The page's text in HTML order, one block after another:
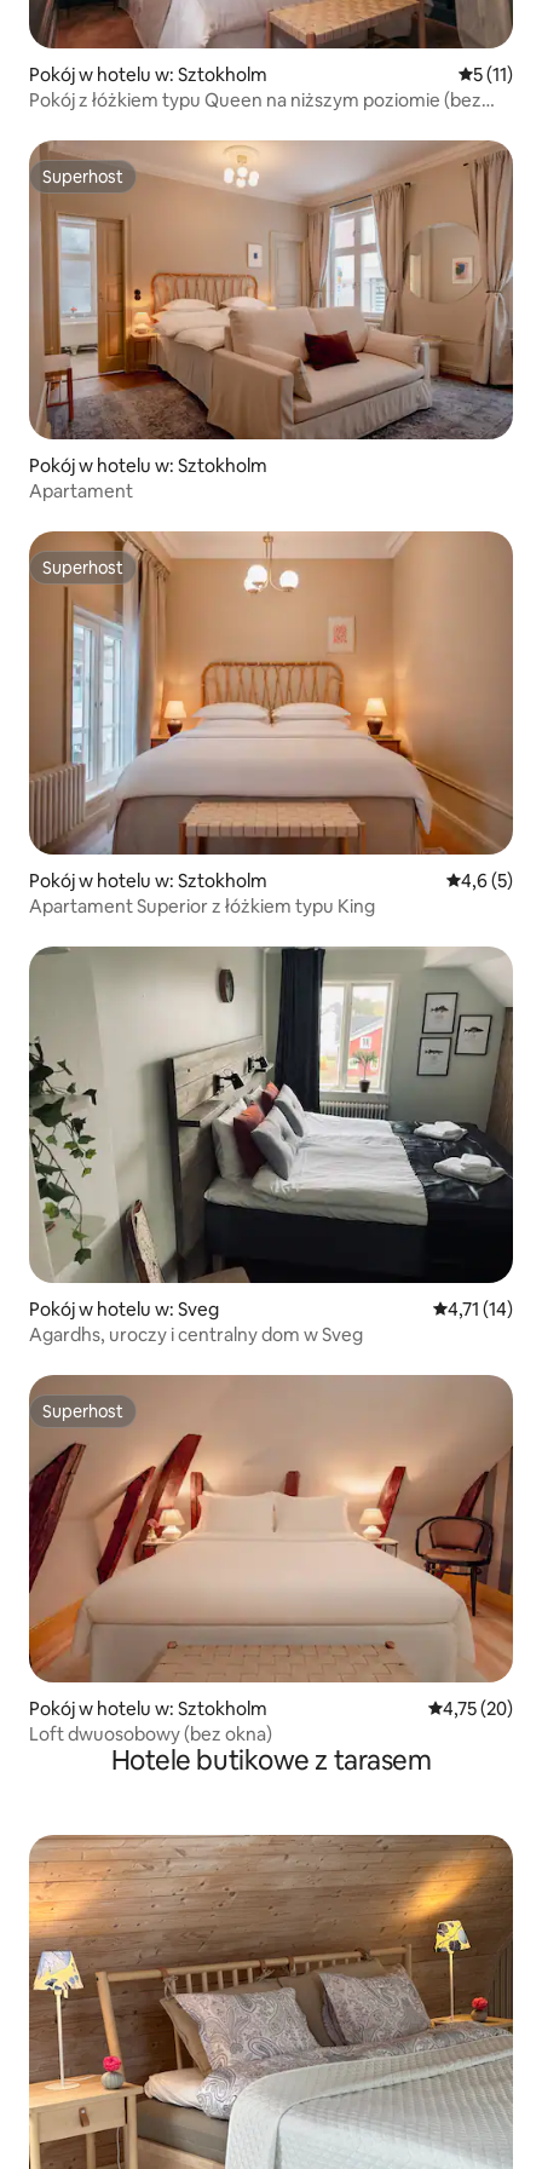
Pokój w hotelu w: Sztokholm Średnia
5 (11)
Pokój z łóżkiem typu Queen na niższym poziomie (bez
Superhost
Superhost
Pokój w hotelu w: Sztokholm
Apartament
Superhost
Superhost
Pokój w hotelu w: Sztokholm Średnia
4,6 (5)
Apartament Superior z łóżkiem typu King
Pokój w hotelu w: Sveg Średnia
4,71 (14)
Agardhs, uroczy i centralny dom w Sveg
Superhost
Superhost
Pokój w hotelu w: Sztokholm Średnia
4,75 (20)
Loft dwuosobowy (bez okna)
Hotele butikowe z tarasem